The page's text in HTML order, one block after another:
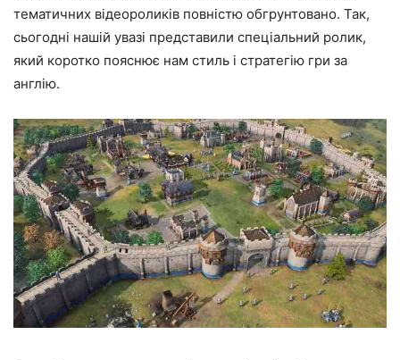
тематичних відеороликів повністю обгрунтовано. Так,
сьогодні нашій увазі представили спеціальний ролик,
який коротко пояснює нам стиль і стратегію гри за
англію.